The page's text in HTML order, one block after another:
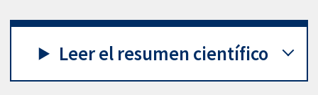
Leer el resumen científico